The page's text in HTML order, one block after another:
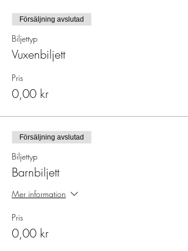
Försäljning avslutad
Biljettyp
Vuxenbiljett
Pris
0,00 kr
Försäljning avslutad
Biljettyp
Barnbiljett
Mer information
Pris
0,00 kr